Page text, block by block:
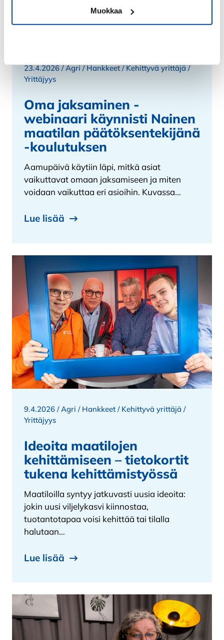
Muokkaa
23.4.2026 /Agri/Hankkeet/Kehittyvä yrittäjä/
Yrittäjyys
Oma jaksaminen -
webinaari käynnisti Nainen
maatilan päätöksentekijänä
-koulutuksen
Aamupäivä käytiin läpi, mitkä asiat
vaikuttavat omaan jaksamiseen ja miten
voidaan vaikuttaa eri asioihin. Kuvassa…
Lue lisää
9.4.2026 /Agri / Hankkeet / Kehittyvä yrittäjä /
Yrittäjyys
Ideoita maatilojen
kehittämiseen – tietokortit
tukena kehittämistyössä
Maatiloilla syntyy jatkuvasti uusia ideoita:
jokin uusi viljelykasvi kiinnostaa,
tuotantotapaa voisi kehittää tai tilalla
halutaan…
Lue lisää